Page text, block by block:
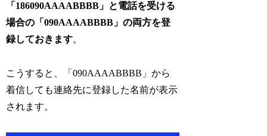
「186090AAAABBBB」と電話を受ける
場合の「090AAAABBBB」の両方を登
録しておきます。
こうすると、「090AAAABBBB」から
着信しても連絡先に登録した名前が表示
されます。